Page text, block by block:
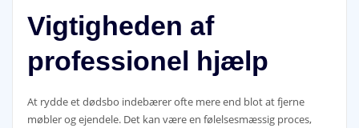
Vigtigheden af
professionel hjælp
At rydde et dødsbo indebærer ofte mere end blot at fjerne
møbler og ejendele. Det kan være en følelsesmæssig proces,